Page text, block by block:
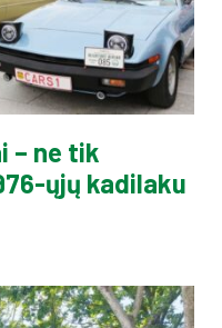
– ne tik
ųjų kadilaku